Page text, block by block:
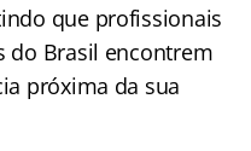
que profissionais
do Brasil encontrem
próxima da sua